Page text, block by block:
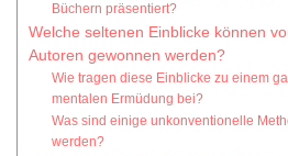
Büchern präsentiert?
Welche seltenen Einblicke können
Autoren gewonnen werden?
Wie tragen diese Einblicke zu einem
mentalen Ermüdung bei?
Was sind einige unkonventionelle
werden?